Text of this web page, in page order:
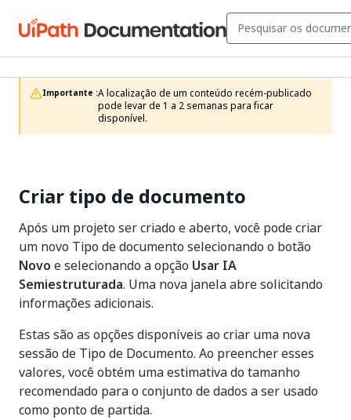
Importante :A localização de um conteúdo recém-publicado
pode levar de 1 a 2 semanas para ficar
disponível.
Criar tipo de documento
Após um projeto ser criado e aberto, você pode criar
um novo Tipo de documento selecionando o botão
Novo e selecionando a opção Usar IA
Semiestruturada. Uma nova janela abre solicitando
informações adicionais.
Estas são as opções disponíveis ao criar uma nova
sessão de Tipo de Documento. Ao preencher esses
valores, você obtém uma estimativa do tamanho
recomendado para o conjunto de dados a ser usado
como ponto de partida.